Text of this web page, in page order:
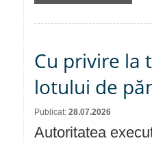
Cu privire la
lotului de
Publicat: 28.07.2026
Autoritatea